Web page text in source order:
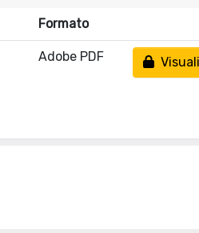
Formato
Adobe PDF